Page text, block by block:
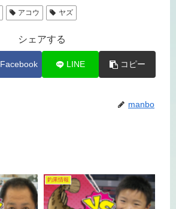
アコウ ヤズ
シェアする
Facebook LINE コピー
manbo
釣果情報